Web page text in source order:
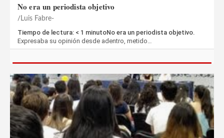
No era un periodista objetivo
Luis Fabre-
Tiempo de lectura: < 1 minutoNo era un periodista objetivo.
Expresaba su opinión desde adentro, metido…